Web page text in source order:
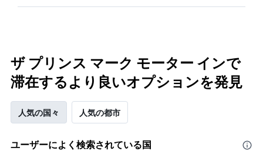
ザ プリンス マーク モーター インで
滞在するより良いオプションを発見
人気の国々 人気の都市
ユーザーによく検索されている国